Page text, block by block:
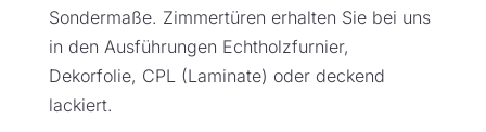
Sondermaße. Zimmertüren erhalten Sie bei uns
in den Ausführungen Echtholzfurnier,
Dekorfolie, CPL (Laminate) oder deckend
lackiert.